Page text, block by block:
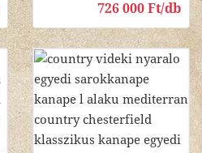
726 000 Ft/db